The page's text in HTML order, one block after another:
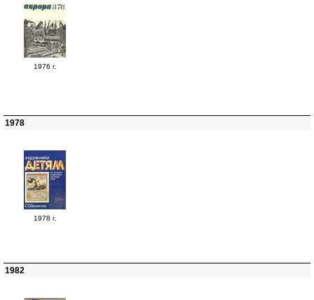
1976 г.
1978
1978 г.
1982